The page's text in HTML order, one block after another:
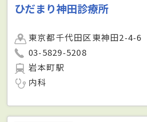
ひだまり神田診療所
東京都千代田区東神田2-4-6
03-5829-5208
岩本町駅
内科